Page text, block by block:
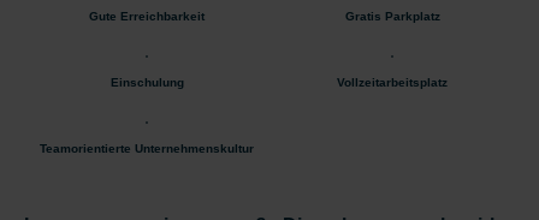
Gute Erreichbarkeit Gratis Parkplatz
Einschulung Vollzeitarbeitsplatz
Teamorientierte Unternehmenskultur